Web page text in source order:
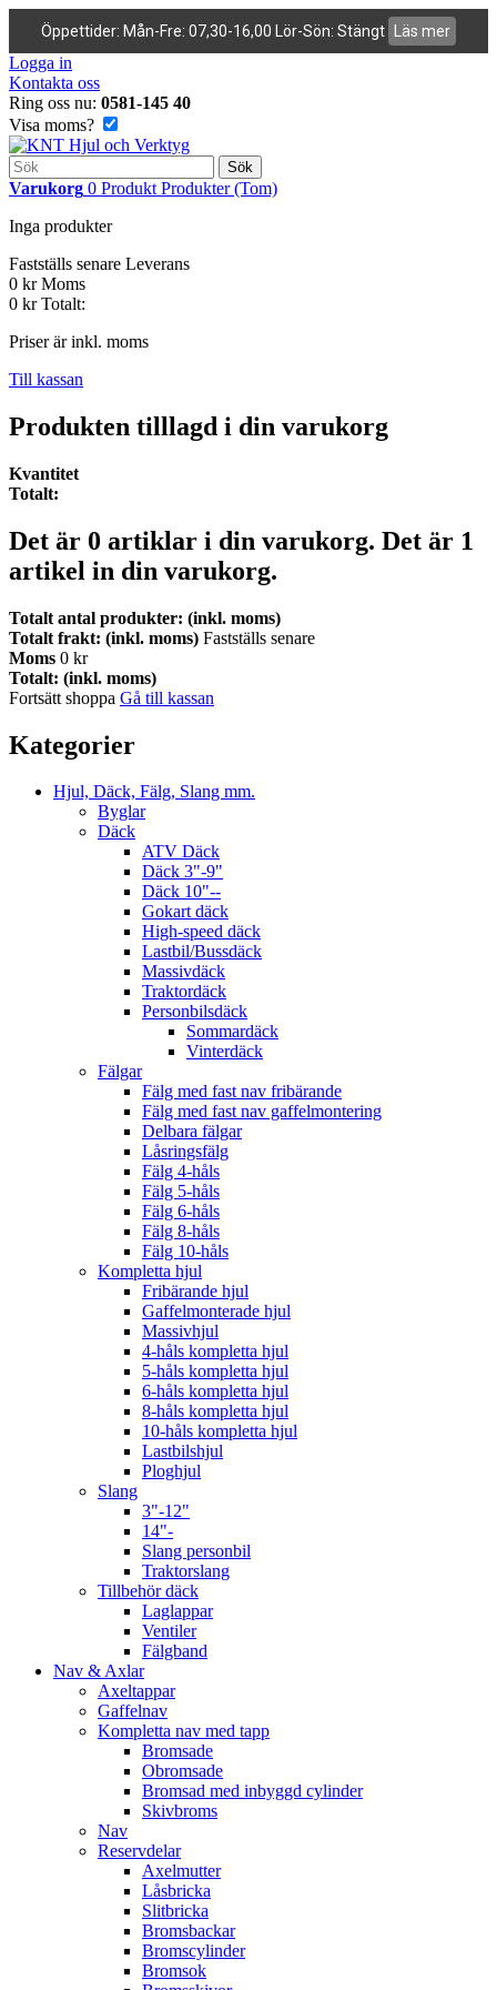
Öppettider: Mån-Fre: 07,30-16,00 Lör-Sön: Stängt Läs mer
Logga in
Kontakta oss
Ring oss nu: 0581-145 40
Visa moms?
Sök
Varukorg 0 Produkt Produkter (Tom)
Inga produkter
Fastställs senare Leverans
0 kr Moms
0 kr Totalt:
Priser är inkl. moms
Till kassan
Produkten tilllagd i din varukorg
Kvantitet
Totalt:
Det är 0 artiklar i din varukorg. Det är 1
artikel in din varukorg.
Totalt antal produkter: (inkl. moms)
Totalt frakt: (inkl. moms) Fastställs senare
Moms 0 kr
Totalt: (inkl. moms)
Fortsätt shoppa Gå till kassan
Kategorier
Hjul, Däck, Fälg, Slang mm.
Byglar
Däck
ATV Däck
Däck 3"-9"
Däck 10"--
Gokart däck
High-speed däck
Lastbil/Bussdäck
Massivdäck
Traktordäck
Personbilsdäck
Sommardäck
Vinterdäck
Fälgar
Fälg med fast nav fribärande
Fälg med fast nav gaffelmontering
Delbara fälgar
Låsringsfälg
Fälg 4-håls
Fälg 5-håls
Fälg 6-håls
Fälg 8-håls
Fälg 10-håls
Kompletta hjul
Fribärande hjul
Gaffelmonterade hjul
Massivhjul
4-håls kompletta hjul
5-håls kompletta hjul
6-håls kompletta hjul
8-håls kompletta hjul
10-håls kompletta hjul
Lastbilshjul
Ploghjul
Slang
3"-12"
14"-
Slang personbil
Traktorslang
Tillbehör däck
Laglappar
Ventiler
Fälgband
Nav & Axlar
Axeltappar
Gaffelnav
Kompletta nav med tapp
Bromsade
Obromsade
Bromsad med inbyggd cylinder
Skivbroms
Nav
Reservdelar
Axelmutter
Låsbricka
Slitbricka
Bromsbackar
Bromscylinder
Bromsok